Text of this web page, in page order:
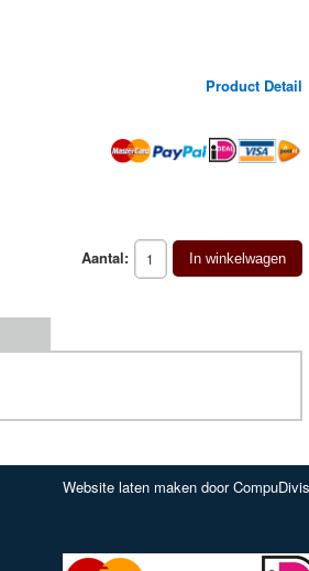
Product Detail
Aantal: In winkelwagen
Website laten maken door